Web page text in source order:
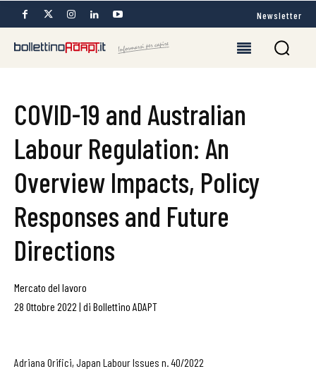
Newsletter
COVID-19 and Australian
Labour Regulation: An
Overview Impacts, Policy
Responses and Future
Directions
Mercato del lavoro
28 Ottobre 2022 | di Bollettino ADAPT
Adriana Orifici, Japan Labour Issues n. 40/2022